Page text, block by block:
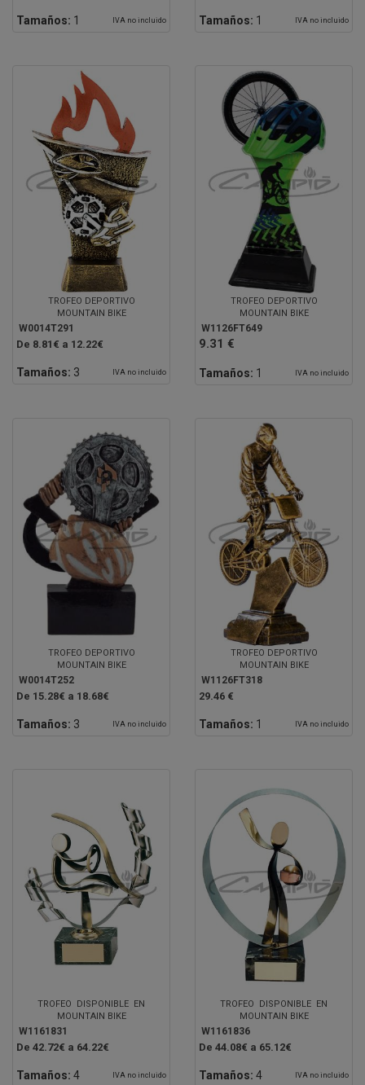
Tamaños: 1 IVA no incluido Tamaños: 1 IVA no incluido
TROFEO DEPORTIVO
MOUNTAIN BIKE
W0014T291
De 8.81€ a 12.22€
Tamaños: 3 IVA no incluido
TROFEO DEPORTIVO
MOUNTAIN BIKE
W1126FT649
9.31 €
Tamaños: 1 IVA no incluido
TROFEO DEPORTIVO
MOUNTAIN BIKE
W0014T252
De 15.28€ a 18.68€
Tamaños: 3 IVA no incluido
TROFEO DEPORTIVO
MOUNTAIN BIKE
W1126FT318
29.46 €
Tamaños: 1 IVA no incluido
TROFEO DISPONIBLE EN
MOUNTAIN BIKE
W1161831
De 42.72€ a 64.22€
Tamaños: 4 IVA no incluido
TROFEO DISPONIBLE EN
MOUNTAIN BIKE
W1161836
De 44.08€ a 65.12€
Tamaños: 4 IVA no incluido